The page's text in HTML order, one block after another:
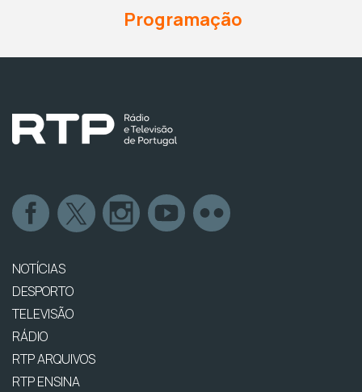
Programação
NOTÍCIAS
DESPORTO
TELEVISÃO
RÁDIO
RTP ARQUIVOS
RTP ENSINA